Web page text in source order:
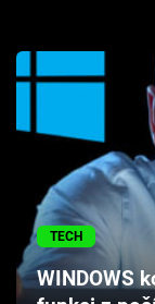
Filmy
Seriály
Hry
Cool Esport
TECH
WINDOWS